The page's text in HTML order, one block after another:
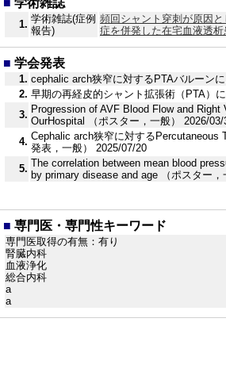
■ 学術雑誌
1. 学術雑誌(症例
報告)
頻回シャント穿刺が原因
症を併発した在宅血液透
■ 学会発表
1. cephalic arch狭窄に対するPTAバルーン
2. 早期の再経皮的シャント拡張術（PTA）
3. Progression of AVF Blood Flow and
OurHospital （ポスター，一般） 2026/03/
4. Cephalic arch狭窄に対するPercutaneous
発表，一般） 2025/07/20
5. The correlation between mean blood
by primary disease and age （ポスター
■ 専門医・専門性キーワード
専門医取得の有無：有り
腎臓内科
血液浄化
総合内科
a
a